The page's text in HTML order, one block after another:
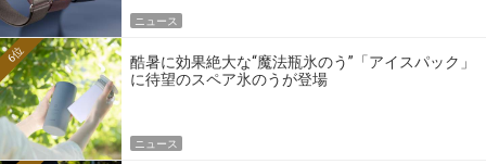
ニュース
酷暑に効果絶大な“魔法瓶氷のう”「アイスパック」
に待望のスペア氷のうが登場
6位
ニュース